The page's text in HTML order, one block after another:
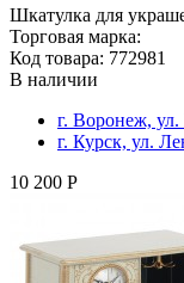
Шкатулка для
Торговая марка:
Код товара: 772981
В наличии
г. Воронеж,
г. Курск, ул.
10 200 Р